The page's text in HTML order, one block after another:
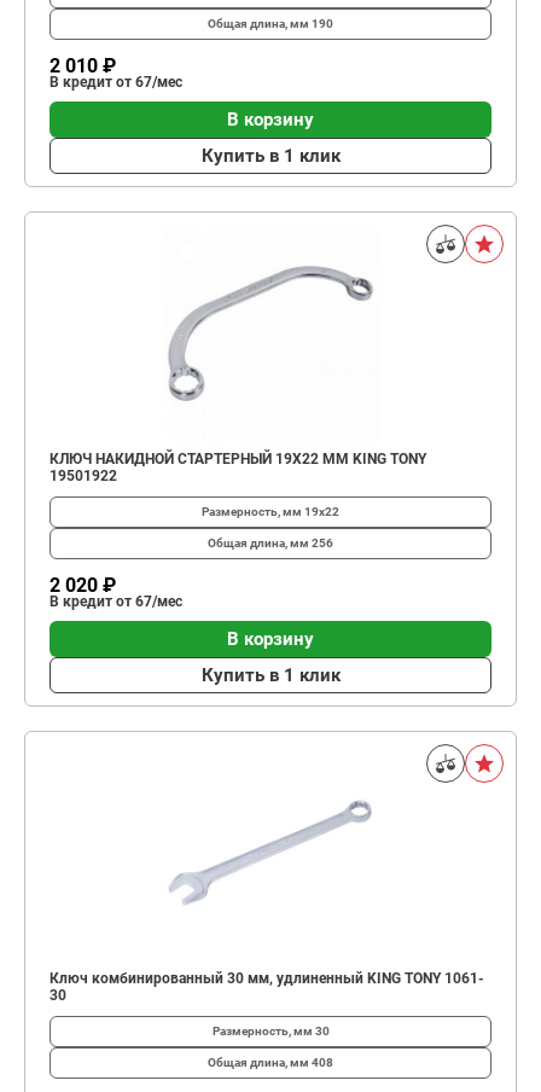
Общая длина, мм 190
2 010 ₽
В кредит от 67/мес
В корзину
Купить в 1 клик
КЛЮЧ НАКИДНОЙ СТАРТЕРНЫЙ 19X22 ММ KING TONY
19501922
Размерность, мм 19х22
Общая длина, мм 256
2 020 ₽
В кредит от 67/мес
В корзину
Купить в 1 клик
Ключ комбинированный 30 мм, удлиненный KING TONY 1061-
30
Размерность, мм 30
Общая длина, мм 408